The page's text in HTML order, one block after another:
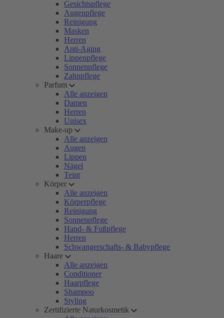
Gesichtspflege
Augenpflege
Reinigung
Masken
Herren
Anti-Aging
Lippenpflege
Sonnenpflege
Zahnpflege
Parfum
Alle anzeigen
Damen
Herren
Unisex
Make-up
Alle anzeigen
Augen
Lippen
Nägel
Teint
Körper
Alle anzeigen
Körperpflege
Reinigung
Sonnenpflege
Hand- & Fußpflege
Herren
Schwangerschafts- & Babypflege
Haare
Alle anzeigen
Conditioner
Haarpflege
Shampoo
Styling
Zertifizierte Naturkosmetik